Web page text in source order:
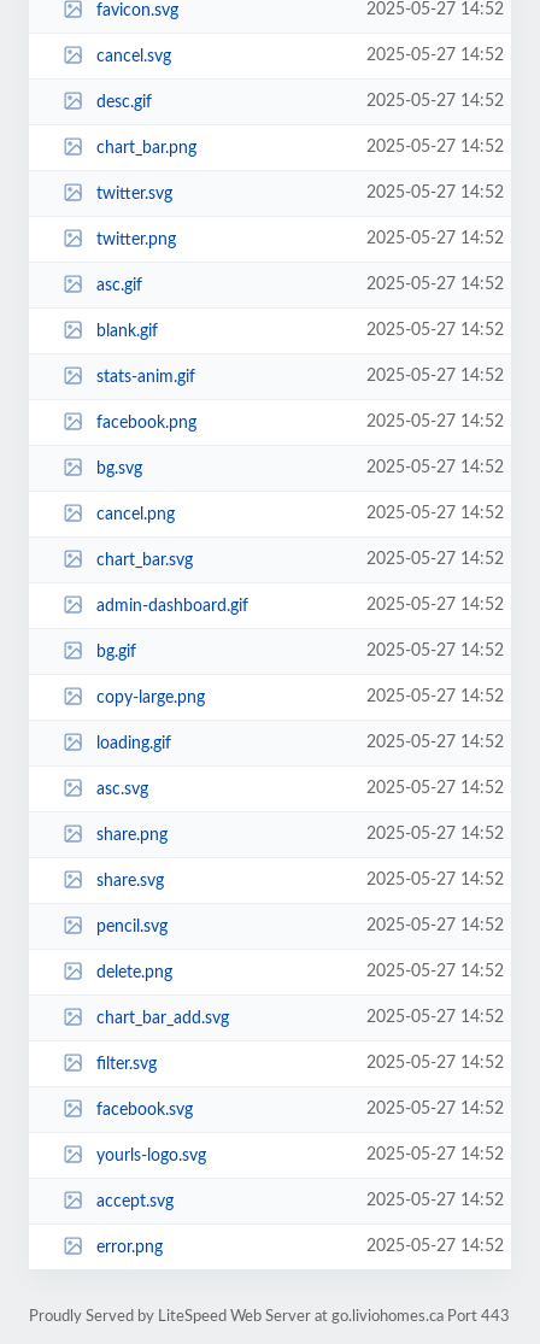
favicon.svg 2025-05-27 14:52
cancel.svg 2025-05-27 14:52
desc.gif 2025-05-27 14:52
chart_bar.png 2025-05-27 14:52
twitter.svg 2025-05-27 14:52
twitter.png 2025-05-27 14:52
asc.gif 2025-05-27 14:52
blank.gif 2025-05-27 14:52
stats-anim.gif 2025-05-27 14:52
facebook.png 2025-05-27 14:52
bg.svg 2025-05-27 14:52
cancel.png 2025-05-27 14:52
chart_bar.svg 2025-05-27 14:52
admin-dashboard.gif 2025-05-27 14:52
bg.gif 2025-05-27 14:52
copy-large.png 2025-05-27 14:52
loading.gif 2025-05-27 14:52
asc.svg 2025-05-27 14:52
share.png 2025-05-27 14:52
share.svg 2025-05-27 14:52
pencil.svg 2025-05-27 14:52
delete.png 2025-05-27 14:52
chart_bar_add.svg 2025-05-27 14:52
filter.svg 2025-05-27 14:52
facebook.svg 2025-05-27 14:52
yourls-logo.svg 2025-05-27 14:52
accept.svg 2025-05-27 14:52
error.png 2025-05-27 14:52
Proudly Served by LiteSpeed Web Server at go.liviohomes.ca Port 443